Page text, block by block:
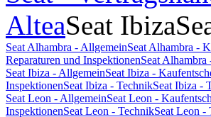
AlteaSeat Ibiza
Seat Alhambra - AllgemeinSeat Alhambra -
Reparaturen und InspektionenSeat Alhambra
Seat Ibiza - AllgemeinSeat Ibiza -
InspektionenSeat Ibiza - TechnikSeat Ibiza -
Seat Leon - AllgemeinSeat Leon -
InspektionenSeat Leon - TechnikSeat Leon -